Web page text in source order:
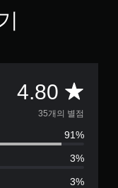
4.80 총
3
5
별
35개의 별점
91%
3%
3%